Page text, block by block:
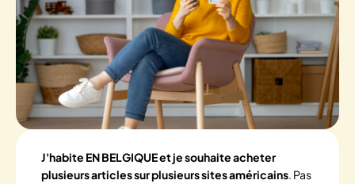
J'habite EN BELGIQUE et je souhaite acheter
plusieurs articles sur plusieurs sites américains. Pas